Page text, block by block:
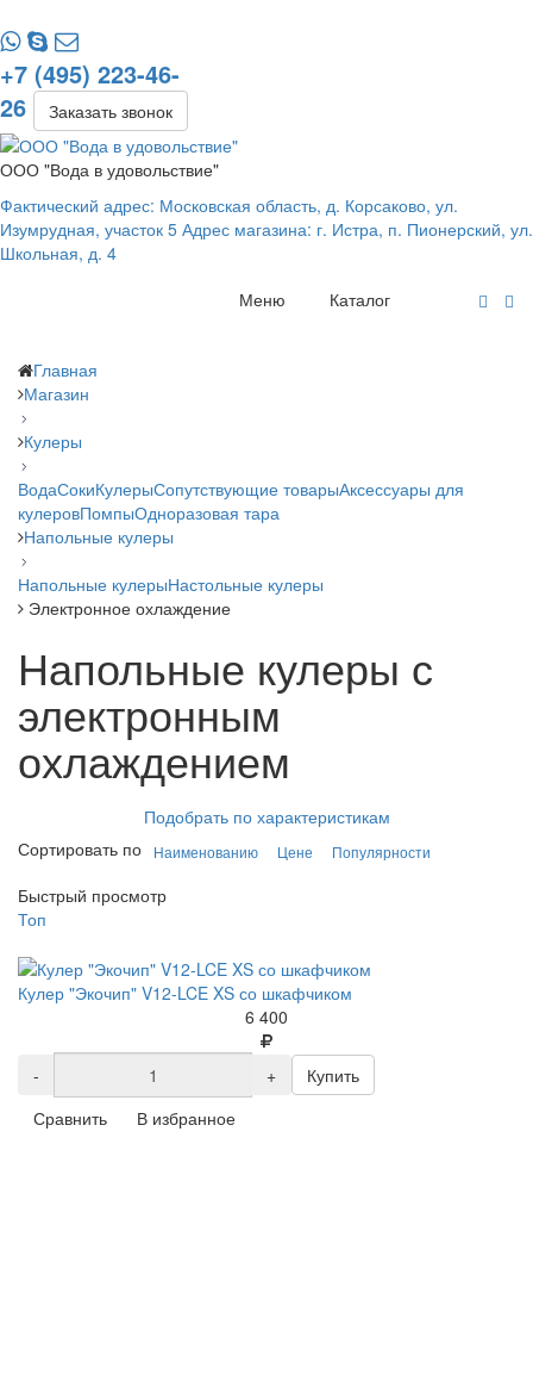
+7 (495) 223-46-
26
Заказать звонок
ООО "Вода в удовольствие"
Фактический адрес: Московская область, д. Корсаково, ул.
Изумрудная, участок 5 Адрес магазина: г. Истра, п. Пионерский, ул.
Школьная, д. 4
Каталог
Меню
Главная
Магазин
Кулеры
ВодаСокиКулерыСопутствующие товарыАксессуары для
кулеровПомпыОдноразовая тара
Напольные кулеры
Напольные кулерыНастольные кулеры
Электронное охлаждение
Напольные кулеры с
электронным
охлаждением
Подобрать по характеристикам
Сортировать по
Наименованию Цене Популярности
Быстрый просмотр
Топ
Кулер "Экочип" V12-LCE XS со шкафчиком
6 400
- +
Купить
Сравнить
В избранное